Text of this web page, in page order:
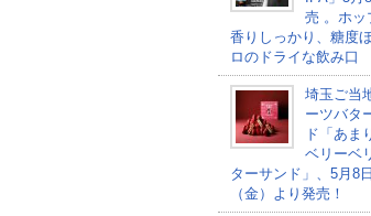
売 。ホッ
香りしっかり、糖度
ロのドライな飲み口
埼玉ご当
ーツバタ
ド「あま
ベリーベ
ターサンド」、5月8日
（金）より発売！